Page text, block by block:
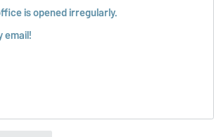
is opened irregularly.
email!